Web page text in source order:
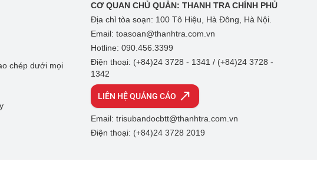
chép dưới mọi
CƠ QUAN CHỦ QUẢN: THANH TRA CHÍNH PHỦ
Địa chỉ tòa soạn: 100 Tô Hiệu, Hà Đông, Hà Nội.
Email: toasoan@thanhtra.com.vn
Hotline: 090.456.3399
Điện thoại: (+84)24 3728 - 1341 / (+84)24 3728 -
1342
LIÊN HỆ QUẢNG CÁO
Email: trisubandocbtt@thanhtra.com.vn
Điện thoại: (+84)24 3728 2019